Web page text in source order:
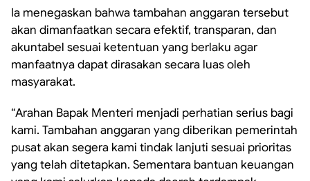
Ia menegaskan bahwa tambahan anggaran tersebut
akan dimanfaatkan secara efektif, transparan, dan
akuntabel sesuai ketentuan yang berlaku agar
manfaatnya dapat dirasakan secara luas oleh
masyarakat.
“Arahan Bapak Menteri menjadi perhatian serius bagi
kami. Tambahan anggaran yang diberikan pemerintah
pusat akan segera kami tindak lanjuti sesuai prioritas
yang telah ditetapkan. Sementara bantuan keuangan